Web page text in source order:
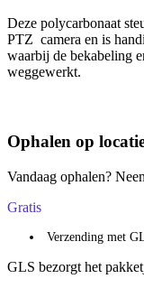
Deze polycarbonaat
PTZ camera en is
waarbij de bekabeling
weggewerkt.
Ophalen op
Vandaag ophalen?
Gratis
Verzending met
GLS bezorgt het